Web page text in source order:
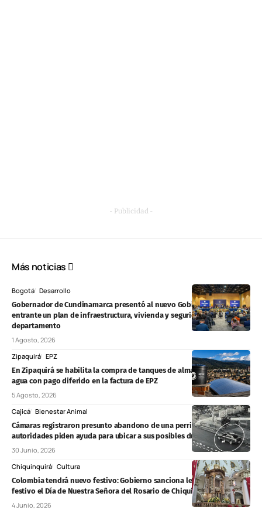
- Publicidad -
Más noticias
Bogotá Desarrollo
Gobernador de Cundinamarca presentó al nuevo Gobierno Nacional
entrante un plan de infraestructura, vivienda y seguridad para el
departamento
1 Agosto, 2026
Zipaquirá EPZ
En Zipaquirá se habilita la compra de tanques de almacenamiento de
agua con pago diferido en la factura de EPZ
5 Agosto, 2026
Cajicá Bienestar Animal
Cámaras registraron presunto abandono de una perrita en Cajicá:
autoridades piden ayuda para ubicar a sus posibles dueños
30 Junio, 2026
Chiquinquirá Cultura
Colombia tendrá nuevo festivo: Gobierno sanciona ley que declara
festivo el Día de Nuestra Señora del Rosario de Chiquinquirá
4 Junio, 2026